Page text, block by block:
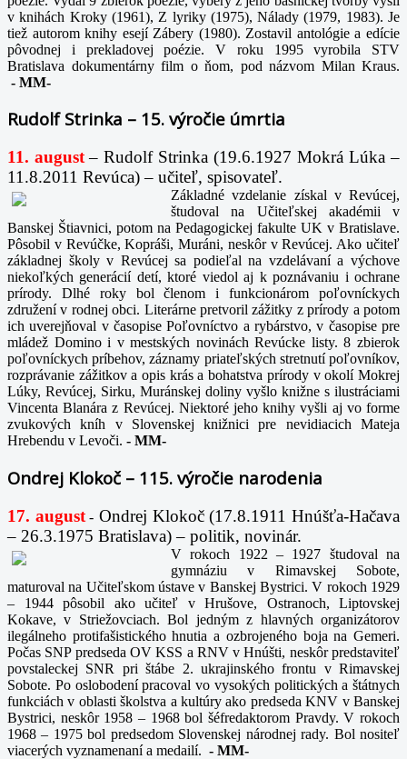
v knihách Kroky (1961), Z lyriky (1975), Nálady (1979, 1983). Je
tiež autorom knihy esejí Zábery (1980). Zostavil antológie a edície
pôvodnej i prekladovej poézie. V roku 1995 vyrobila STV
Bratislava dokumentárny film o ňom, pod názvom Milan Kraus.
- MM-
Rudolf Strinka – 15. výročie úmrtia
11. august – Rudolf Strinka (19.6.1927 Mokrá Lúka –
11.8.2011 Revúca) – učiteľ, spisovateľ.
Základné vzdelanie získal v Revúcej,
študoval na Učiteľskej akadémii v
Banskej Štiavnici, potom na Pedagogickej fakulte UK v Bratislave.
Pôsobil v Revúčke, Kopráši, Muráni, neskôr v Revúcej. Ako učiteľ
základnej školy v Revúcej sa podieľal na vzdelávaní a výchove
niekoľkých generácií detí, ktoré viedol aj k poznávaniu i ochrane
prírody. Dlhé roky bol členom i funkcionárom poľovníckych
združení v rodnej obci. Literárne pretvoril zážitky z prírody a potom
ich uverejňoval v časopise Poľovníctvo a rybárstvo, v časopise pre
mládež Domino i v mestských novinách Revúcke listy. 8 zbierok
poľovníckych príbehov, záznamy priateľských stretnutí poľovníkov,
rozprávanie zážitkov a opis krás a bohatstva prírody v okolí Mokrej
Lúky, Revúcej, Sirku, Muránskej doliny vyšlo knižne s ilustráciami
Vincenta Blanára z Revúcej. Niektoré jeho knihy vyšli aj vo forme
zvukových kníh v Slovenskej knižnici pre nevidiacich Mateja
Hrebendu v Levoči. - MM-
Ondrej Klokoč – 115. výročie narodenia
17. august- Ondrej Klokoč (17.8.1911 Hnúšťa-Hačava
– 26.3.1975 Bratislava) – politik, novinár.
V rokoch 1922 – 1927 študoval na
gymnáziu v Rimavskej Sobote,
maturoval na Učiteľskom ústave v Banskej Bystrici. V rokoch 1929
– 1944 pôsobil ako učiteľ v Hrušove, Ostranoch, Liptovskej
Kokave, v Striežovciach. Bol jedným z hlavných organizátorov
ilegálneho protifašistického hnutia a ozbrojeného boja na Gemeri.
Počas SNP predseda OV KSS a RNV v Hnúšti, neskôr predstaviteľ
povstaleckej SNR pri štábe 2. ukrajinského frontu v Rimavskej
Sobote. Po oslobodení pracoval vo vysokých politických a štátnych
funkciách v oblasti školstva a kultúry ako predseda KNV v Banskej
Bystrici, neskôr 1958 – 1968 bol šéfredaktorom Pravdy. V rokoch
1968 – 1975 bol predsedom Slovenskej národnej rady. Bol nositeľ
viacerých vyznamenaní a medailí. - MM-